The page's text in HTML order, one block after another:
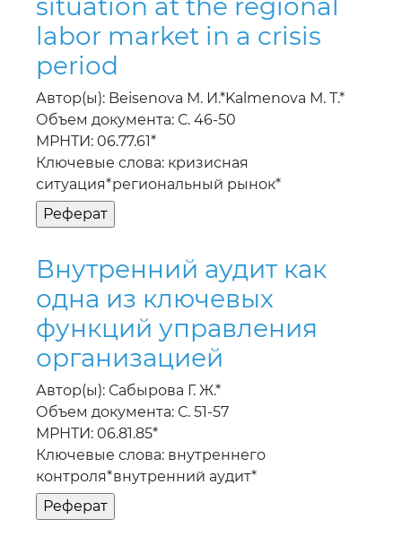
situation at the regional
labor market in a crisis
period
Автор(ы): Beisenova М. И.*Kalmenova М. Т.*
Объем документа: С. 46-50
МРНТИ: 06.77.61*
Ключевые слова: кризисная
ситуация*региональный рынок*
Внутренний аудит как
одна из ключевых
функций управления
организацией
Автор(ы): Сабырова Г. Ж.*
Объем документа: С. 51-57
МРНТИ: 06.81.85*
Ключевые слова: внутреннего
контроля*внутренний аудит*